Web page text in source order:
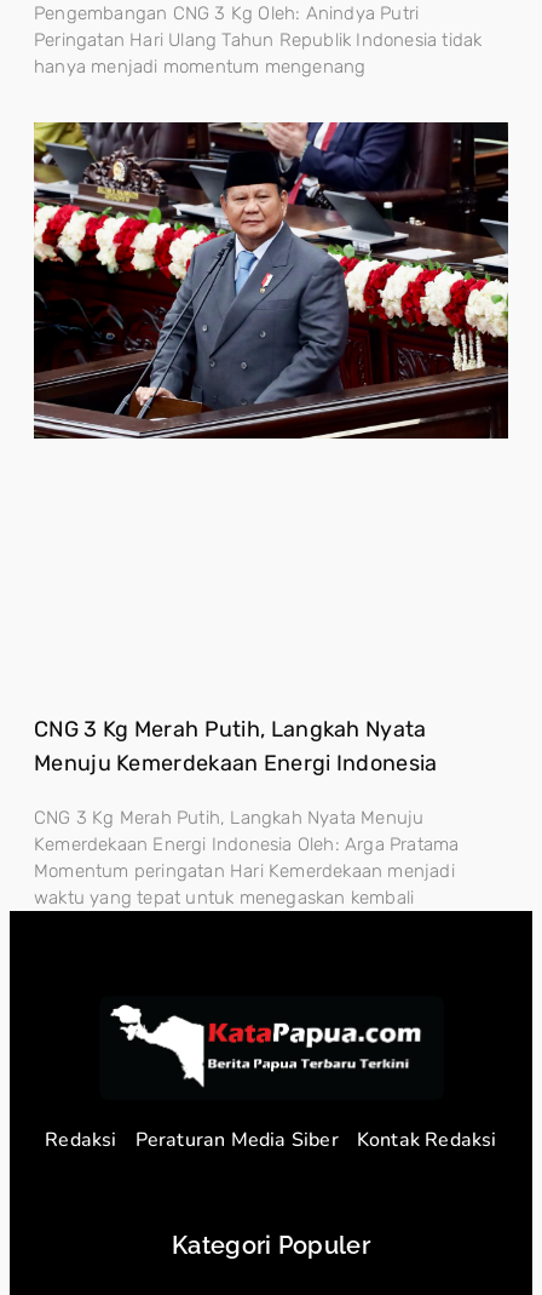
Pengembangan CNG 3 Kg Oleh: Anindya Putri
Peringatan Hari Ulang Tahun Republik Indonesia tidak
hanya menjadi momentum mengenang
CNG 3 Kg Merah Putih, Langkah Nyata
Menuju Kemerdekaan Energi Indonesia
CNG 3 Kg Merah Putih, Langkah Nyata Menuju
Kemerdekaan Energi Indonesia Oleh: Arga Pratama
Momentum peringatan Hari Kemerdekaan menjadi
waktu yang tepat untuk menegaskan kembali
Redaksi Peraturan Media Siber Kontak Redaksi
Kategori Populer